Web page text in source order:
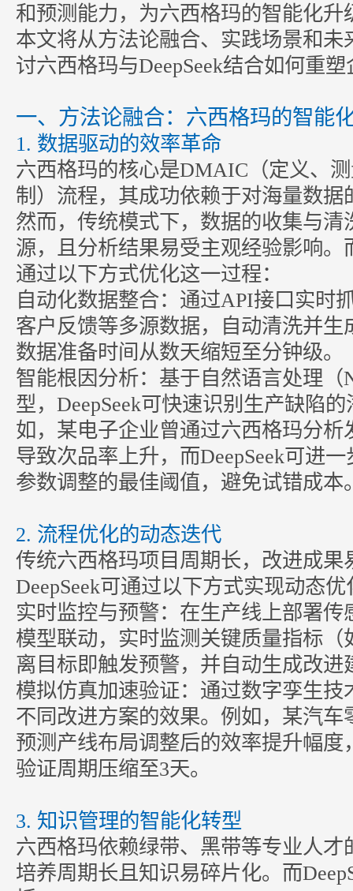
和预测能力，为六西格玛的智能化升
本文将从方法论融合、实践场景和未
讨六西格玛与DeepSeek结合如何重
一、方法论融合：六西格玛的智能
1. 数据驱动的效率革命
六西格玛的核心是DMAIC （定义、
制）流程，其成功依赖于对海量数据
然而，传统模式下，数据的收集与清
源，且分析结果易受主观经验影响。
通过以下方式优化这一过程：
自动化数据整合：通过API接口实时
客户反馈等多源数据，自动清洗并生
数据准备时间从数天缩短至分钟级
智能根因分析：基于自然语言处理（
型，DeepSeek可快速识别生产缺陷
如，某电子企业曾通过六西格玛分析
导致次品率上升，而DeepSeek可进
参数调整的最佳阈值，避免试错成
2. 流程优化的动态迭代
传统六西格玛项目周期长，改进成果
DeepSeek可通过以下方式实现动态
实时监控与预警：在生产线上部署传
模型联动，实时监测关键质量指标（
离目标即触发预警，并自动生成改
模拟仿真加速验证：通过数字孪生技
不同改进方案的效果。例如，某汽车
预测产线布局调整后的效率提升幅度
验证周期压缩至3天。
3. 知识管理的智能化转型
六西格玛依赖绿带、黑带等专业人才
培养周期长且知识易碎片化。而